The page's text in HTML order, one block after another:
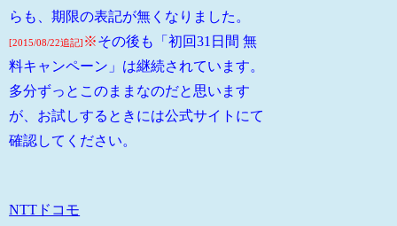
らも、期限の表記が無くなりました。
[2015/08/22追記] ※その後も「初回31日間 無
料キャンペーン」は継続されています。
多分ずっとこのままなのだと思います
が、お試しするときには公式サイトにて
確認してください。
NTTドコモ